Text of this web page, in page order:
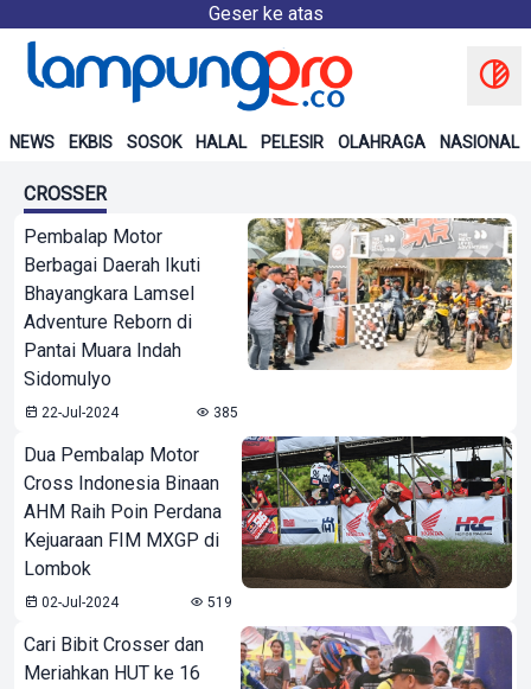
Geser ke atas
NEWS EKBIS SOSOK HALAL PELESIR OLAHRAGA NASIONAL
CROSSER
Pembalap Motor
Berbagai Daerah Ikuti
Bhayangkara Lamsel
Adventure Reborn di
Pantai Muara Indah
Sidomulyo
22-Jul-2024 385
Dua Pembalap Motor
Cross Indonesia Binaan
AHM Raih Poin Perdana
Kejuaraan FIM MXGP di
Lombok
02-Jul-2024 519
Cari Bibit Crosser dan
Meriahkan HUT ke 16